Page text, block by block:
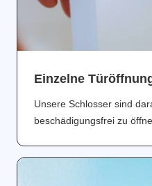
Einzelne
Unsere Schlosser sind
beschädigungsfrei zu